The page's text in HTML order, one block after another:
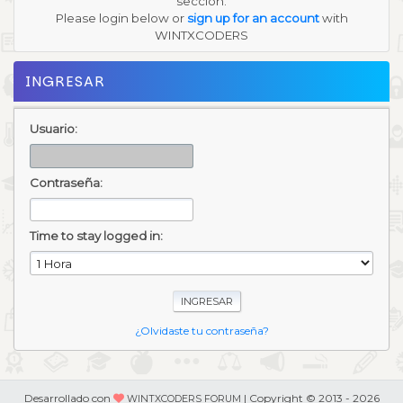
Please login below or sign up for an accountwith
WINTXCODERS
INGRESAR
Usuario:
Contraseña:
Time to stay logged in:
¿Olvidaste tu contraseña?
Desarrollado con WINTXCODERS FORUM | Copyright © 2013 - 2026